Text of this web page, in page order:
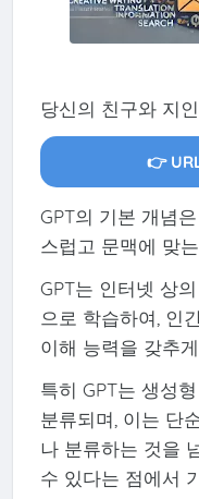
당신의 친구와 지
👉
GPT의 기본 개념
스럽고 문맥에 맞
GPT는 인터넷 상
으로 학습하여, 인
이해 능력을 갖추
특히 GPT는 생성
분류되며, 이는 단
나 분류하는 것을
수 있다는 점에서